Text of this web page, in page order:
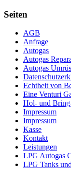
Seiten
AGB
Anfrage
Autogas
Autogas
Autogas
Echtheit von
Eine Venturi
Hol- und
Impressum
Impressum
Kasse
Kontakt
Leistungen
LPG Autogas
LPG Tanks